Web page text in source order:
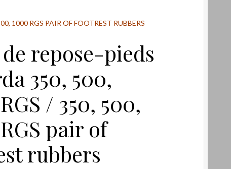
1000 RGS PAIR OF FOOTREST RUBBERS
repose-pieds
350, 500,
/ 350, 500,
pair of
rubbers